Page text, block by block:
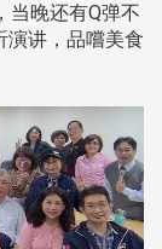
当晚还有Q弹不
演讲，品嚐美食